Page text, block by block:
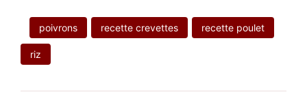
poivrons recette crevettes recette poulet
riz